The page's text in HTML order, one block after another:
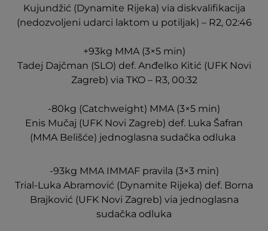
Kujundžić (Dynamite Rijeka) via diskvalifikacija
(nedozvoljeni udarci laktom u potiljak) – R2, 02:46
+93kg MMA (3×5 min)
Tadej Dajčman (SLO) def. Anđelko Kitić (UFK Novi
Zagreb) via TKO – R3, 00:32
-80kg (Catchweight) MMA (3×5 min)
Enis Mučaj (UFK Novi Zagreb) def. Luka Šafran
(MMA Belišće) jednoglasna sudačka odluka
-93kg MMA IMMAF pravila (3×3 min)
Trial-Luka Abramović (Dynamite Rijeka) def. Borna
Brajković (UFK Novi Zagreb) via jednoglasna
sudačka odluka